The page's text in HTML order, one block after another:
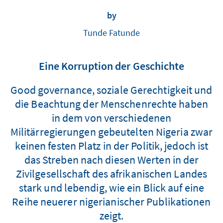
by
Tunde Fatunde
Eine Korruption der Geschichte
Good governance, soziale Gerechtigkeit und
die Beachtung der Menschenrechte haben
in dem von verschiedenen
Militärregierungen gebeutelten Nigeria zwar
keinen festen Platz in der Politik, jedoch ist
das Streben nach diesen Werten in der
Zivilgesellschaft des afrikanischen Landes
stark und lebendig, wie ein Blick auf eine
Reihe neuerer nigerianischer Publikationen
zeigt.